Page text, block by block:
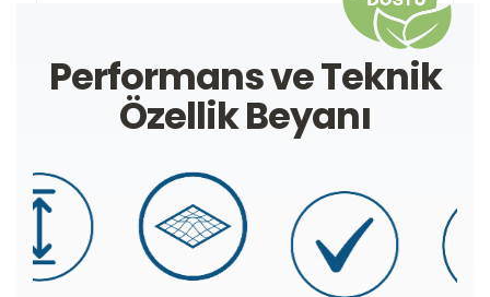
Performans ve Teknik
Özellik Beyanı